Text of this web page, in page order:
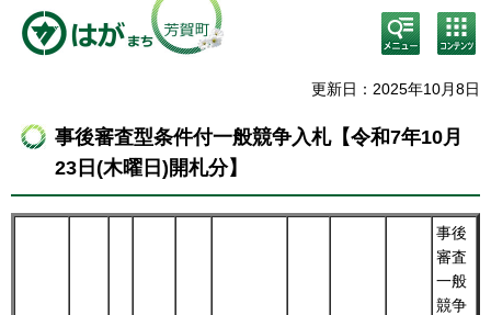
検
索・
メニ
コン
テン
ニュ
更新日：2025年10月8日
事後審査型条件付一般競争入札【令和7年10月
23日(木曜日)開札分】
事後
審査
一般
競争